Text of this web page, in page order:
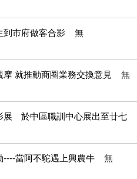
到市府做客合影
無
就推動商圈業務交換意見
無
展 於中區職訓中心展出至廿七
----當阿不駝遇上興農牛
無